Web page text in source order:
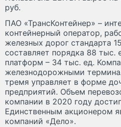
руб.
ПАО «ТрансКонтейнер» –
контейнерный оператор,
железных дорог стандарта
составляет порядка 88 тыс.
платформ – 34 тыс. ед.
железнодорожными
тремя управляет в форме
предприятий. Объем
компании в 2020 году
Единственным акционером
компаний «Дело».